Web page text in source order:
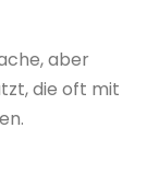
aber
die oft mit